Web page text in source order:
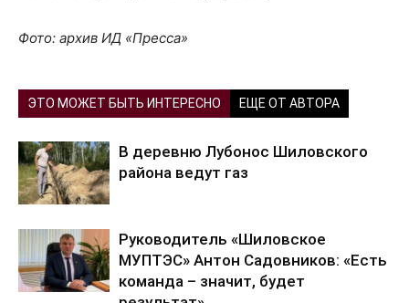
Фото: архив ИД «Пресса»
ЭТО МОЖЕТ БЫТЬ ИНТЕРЕСНО ЕЩЕ ОТ АВТОРА
В деревню Лубонос Шиловского
района ведут газ
Руководитель «Шиловское
МУПТЭС» Антон Садовников: «Есть
команда – значит, будет